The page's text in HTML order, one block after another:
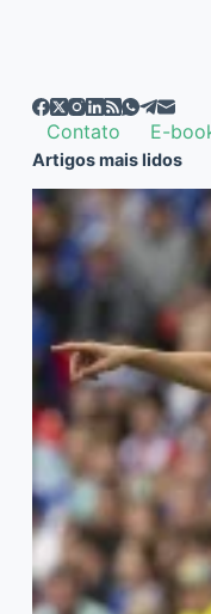
Contato E-
Artigos mais lidos